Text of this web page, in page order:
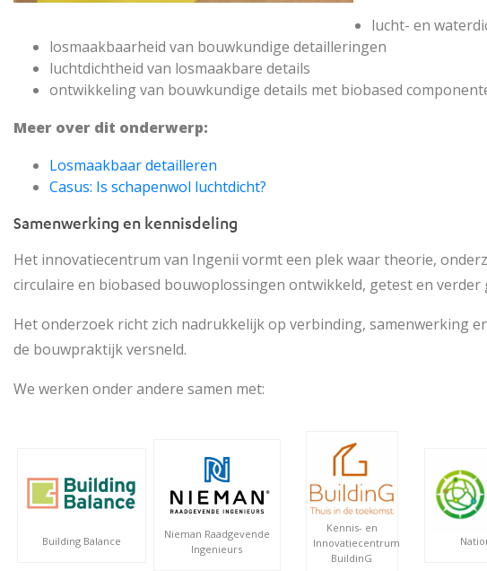
lucht- en
losmaakbaarheid van bouwkundige detailleringen
luchtdichtheid van losmaakbare details
ontwikkeling van bouwkundige details met biobased
Meer over dit onderwerp:
Losmaakbaar detailleren
Casus: Is schapenwol luchtdicht?
Samenwerking en kennisdeling
Het innovatiecentrum van Ingenii vormt een plek waar theorie,
circulaire en biobased bouwoplossingen ontwikkeld, getest en
Het onderzoek richt zich nadrukkelijk op verbinding, samenwerking
de bouwpraktijk versneld.
We werken onder andere samen met:
Building Balance
Nieman Raadgevende
Ingenieurs
Kennis- en
Innovatiecentrum
BuildinG